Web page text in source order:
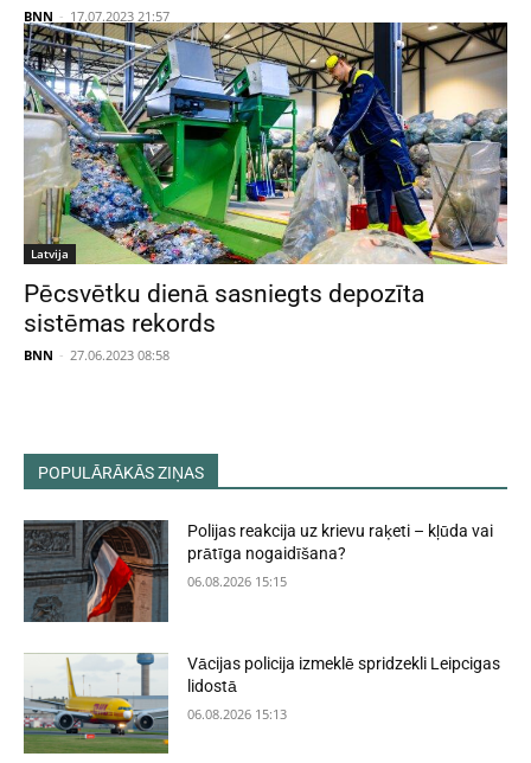
BNN - 17.07.2023 21:57
Latvija
Pēcsvētku dienā sasniegts depozīta
sistēmas rekords
BNN - 27.06.2023 08:58
POPULĀRĀKĀS ZIŅAS
Polijas reakcija uz krievu raķeti – kļūda vai
prātīga nogaidīšana?
06.08.2026 15:15
Vācijas policija izmeklē spridzekli Leipcigas
lidostā
06.08.2026 15:13